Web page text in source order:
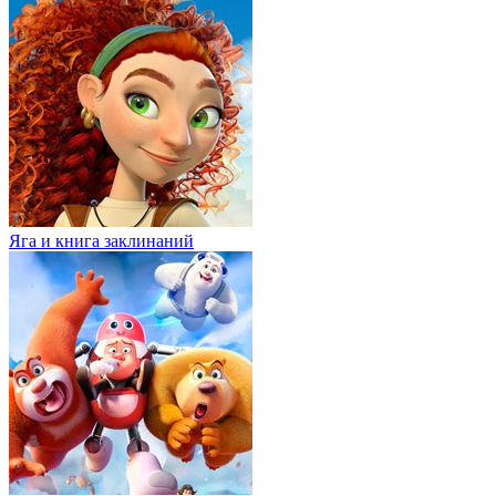
Яга и книга заклинаний